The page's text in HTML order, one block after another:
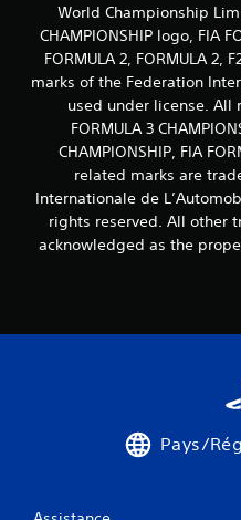
World Championship
CHAMPIONSHIP logo, FIA
FORMULA 2, FORMULA
marks of the Federation
used under license. All
FORMULA 3
CHAMPIONSHIP, FIA
related marks are
Internationale de
rights reserved. All other
acknowledged as the
Pays/